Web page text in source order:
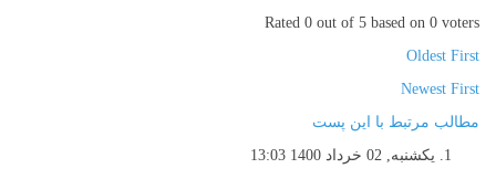
Rated 0 out of 5 based on 0 voters
Oldest First
Newest First
مطالب مرتبط با این پست
یکشنبه, 02 خرداد 1400 13:03